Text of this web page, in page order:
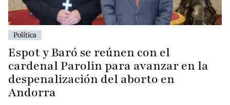
Política
Espot y Baró se reúnen con el
cardenal Parolin para avanzar en la
despenalización del aborto en
Andorra